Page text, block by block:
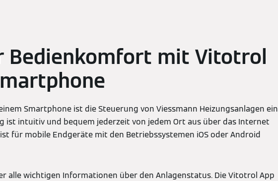
Bedienkomfort mit Vitotrol
Smartphone ist die Steuerung von Viessmann Heizungsanlagen ein
ist intuitiv und bequem jederzeit von jedem Ort aus über das Internet
für mobile Endgeräte mit den Betriebssystemen iOS oder Android
alle wichtigen Informationen über den Anlagenstatus. Die Vitotrol App